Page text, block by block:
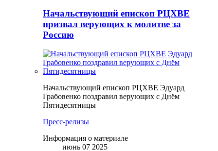
Начальствующий епископ РЦХВЕ
призвал верующих к молитве за
Россию
Начальствующий епископ РЦХВЕ Эдуард
Грабовенко поздравил верующих с Днём
Пятидесятницы
Пресс-релизы
Информация о материале
июнь 07 2025